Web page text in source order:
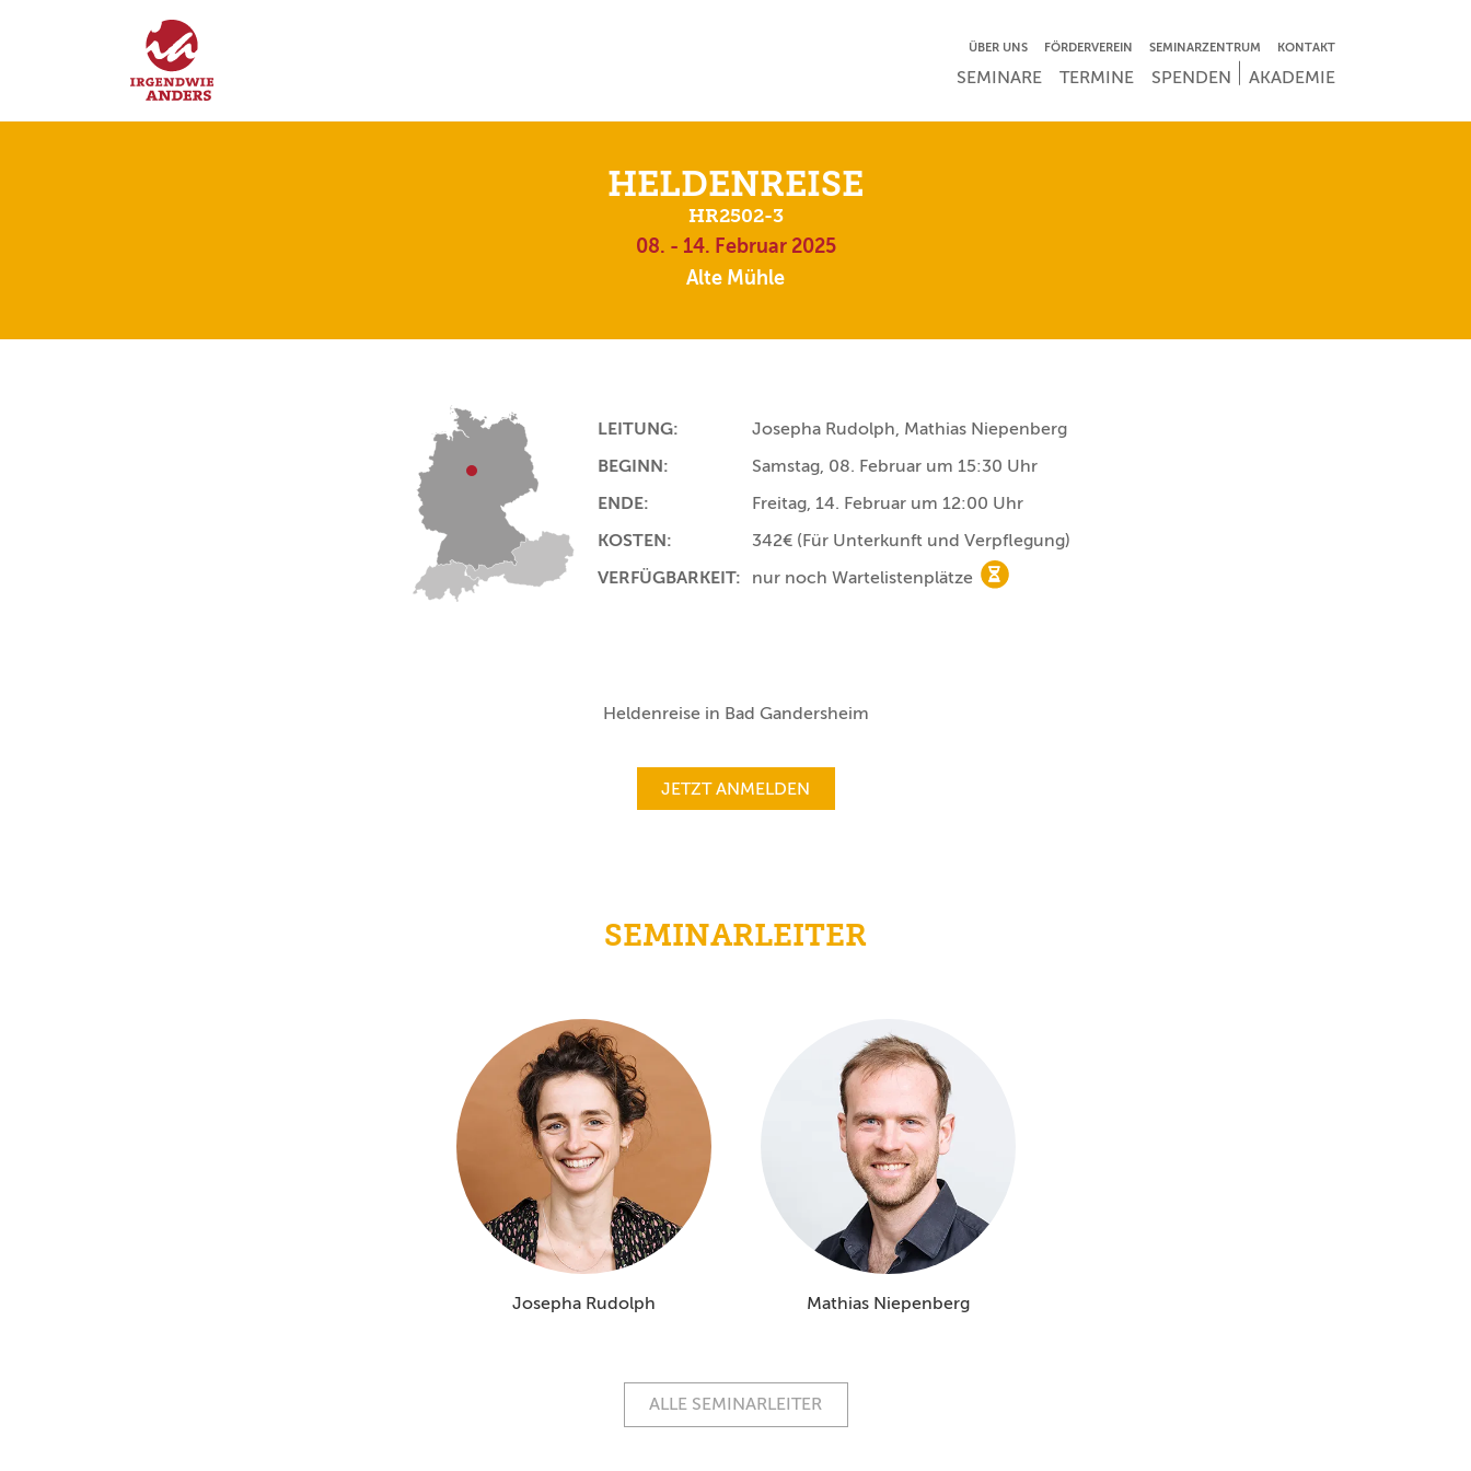
NAVIGATION ÜBERSPRINGEN
ÜBER UNS FÖRDERVEREIN SEMINARZENTRUM KONTAKT
NAVIGATION ÜBERSPRINGEN
SEMINARE TERMINE SPENDEN AKADEMIE
HELDENREISE
HR2502-3
08. - 14. Februar 2025
Alte Mühle
LEITUNG:
Josepha Rudolph, Mathias Niepenberg
BEGINN:
Samstag, 08. Februar um 15:30 Uhr
ENDE:
Freitag, 14. Februar um 12:00 Uhr
KOSTEN:
342€ (Für Unterkunft und Verpflegung)
VERFÜGBARKEIT:
nur noch Wartelistenplätze nur noch Wartelistenplätze
Heldenreise in Bad Gandersheim
JETZT ANMELDEN
SEMINARLEITER
Josepha Rudolph Mathias Niepenberg
ALLE SEMINARLEITER